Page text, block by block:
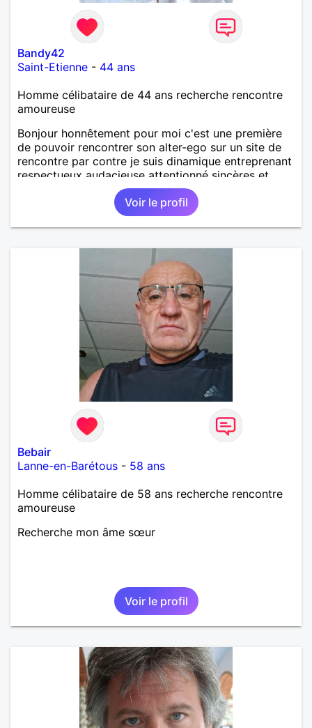
Bandy42
Saint-Etienne - 44 ans
Homme célibataire de 44 ans recherche rencontre
amoureuse
Bonjour honnêtement pour moi c'est une première
de pouvoir rencontrer son alter-ego sur un site de
rencontre par contre je suis dinamique entreprenant
respectueux audacieuse attentionné sincères et
expressif et j' aime surtout les câlins et à les
partager avec humour et amour bisous à+ à bientôt
Voir le profil
Bebair
Lanne-en-Barétous - 58 ans
Homme célibataire de 58 ans recherche rencontre
amoureuse
Recherche mon âme sœur
Voir le profil